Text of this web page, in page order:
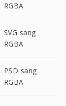
RGBA
SVG sang
RGBA
PSD sang
RGBA